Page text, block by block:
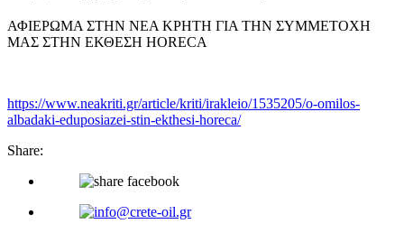
ΑΦΙΕΡΩΜΑ ΣΤΗΝ ΝΕΑ ΚΡΗΤΗ ΓΙΑ ΤΗΝ ΣΥΜΜΕΤΟΧΗ
ΜΑΣ ΣΤΗΝ ΕΚΘΕΣΗ HORECA
https://www.neakriti.gr/article/kriti/irakleio/1535205/o-omilos-
albadaki-eduposiazei-stin-ekthesi-horeca/
Share: